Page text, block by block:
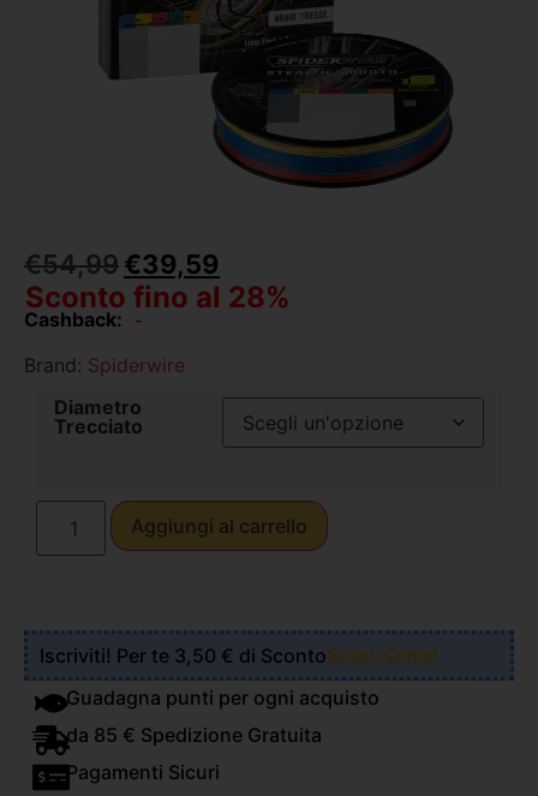
€54,99€39,59
Sconto fino al 28%
Cashback: -
Brand: Spiderwire
Diametro
Trecciato
Aggiungi al carrello
Iscriviti! Per te 3,50 € di ScontoScopri Come!
Guadagna punti per ogni acquisto
da 85 € Spedizione Gratuita
Pagamenti Sicuri